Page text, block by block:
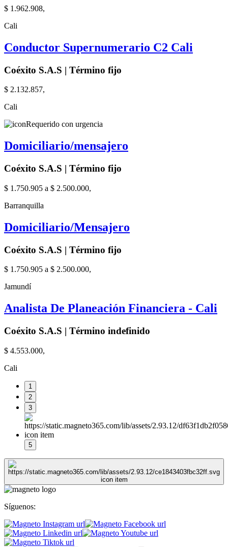
$ 1.962.908,
Cali
Conductor Supernumerario C2 Cali
Coéxito S.A.S | Término fijo
$ 2.132.857,
Cali
Requerido con urgencia
Domiciliario/mensajero
Coéxito S.A.S | Término fijo
$ 1.750.905 a $ 2.500.000,
Barranquilla
Domiciliario/Mensajero
Coéxito S.A.S | Término fijo
$ 1.750.905 a $ 2.500.000,
Jamundí
Analista De Planeación Financiera - Cali
Coéxito S.A.S | Término indefinido
$ 4.553.000,
Cali
1
2
3
5
Síguenos: